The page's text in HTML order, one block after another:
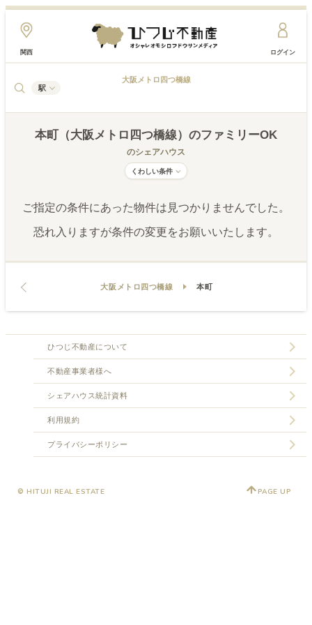
関西 ログイン
駅
大阪メトロ四つ橋線
本町（大阪メトロ四つ橋線） のファミリーOK
のシェアハウス
くわしい条件
ご指定の条件にあった物件は見つかりませんでした。
恐れ入りますが条件の変更をお願いいたします。
大阪メトロ四つ橋線 本町
ひつじ不動産について
不動産事業者様へ
シェアハウス統計資料
利用規約
プライバシーポリシー
© HITUJI REAL ESTATE PAGE UP